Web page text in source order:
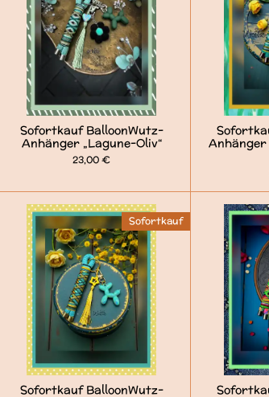
Sofortkauf BalloonWutz-
Anhänger „Lagune-Oliv“
23,00 €
Anhänger
Sofortkauf
Sofortkauf BalloonWutz-